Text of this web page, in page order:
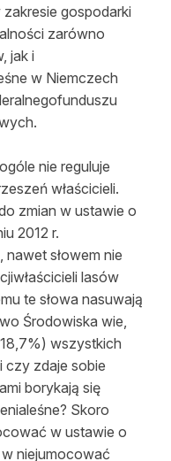
gospodarki
zarówno
jak i
w Niemczech
nie reguluje
właścicieli.
zmian w ustawie o
2012 r.
słowem nie
lasów
te słowa nasuwają
Środowiska wie,
wszystkich
czy zdaje sobie
borykają się
Skoro
w ustawie o
niejumocować